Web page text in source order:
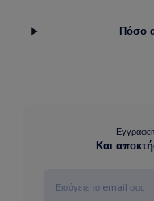
Πόσο
Και